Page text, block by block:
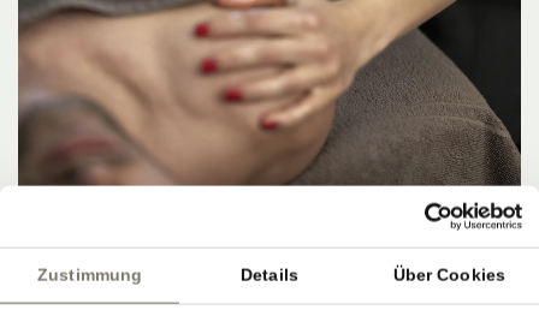
Zustimmung Details Über Cookies
HERBSTANGEBOT 4=3
8. NOVEMBER 2026 – 15. NOVEMBER 2026